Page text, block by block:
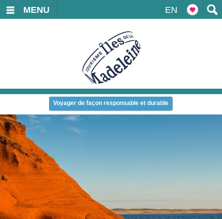
EN
MENU
Voyager de façon responsable et durable